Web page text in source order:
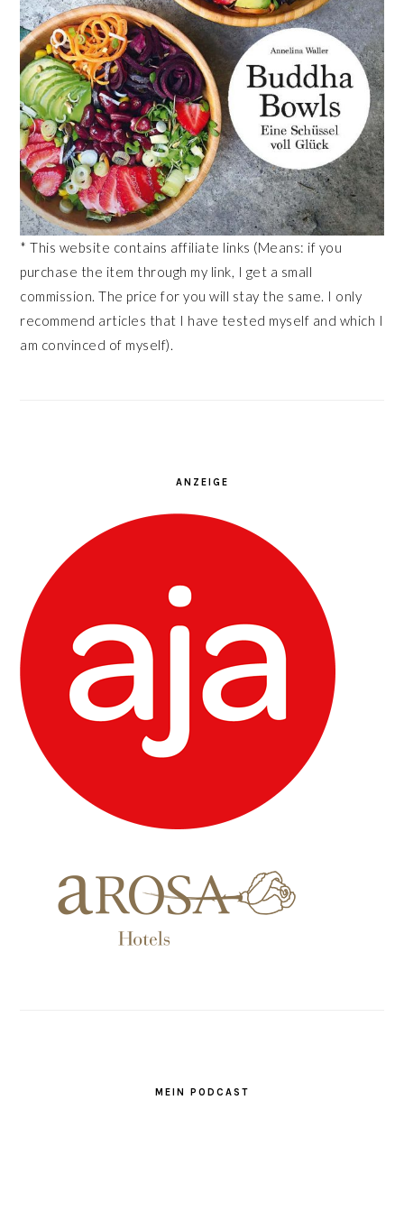
* This website contains affiliate links (Means: if you
purchase the item through my link, I get a small
commission. The price for you will stay the same. I only
recommend articles that I have tested myself and which I
am convinced of myself).
ANZEIGE
MEIN PODCAST